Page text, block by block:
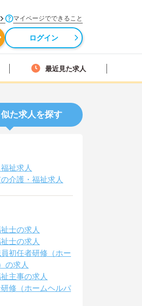
マイページでできること
ログイン
最近見た求人
た求人を探す
祉求人
介護・福祉求人
士の求人
士の求人
初任者研修（ホー
の求人
主事の求人
修（ホームヘルパ